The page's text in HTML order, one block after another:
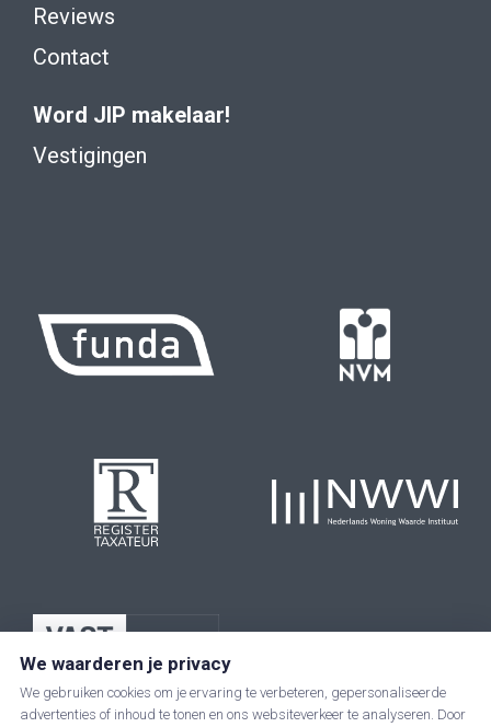
Reviews
Contact
Word JIP makelaar!
Vestigingen
We waarderen je privacy
We gebruiken cookies om je ervaring te verbeteren, gepersonaliseerde
advertenties of inhoud te tonen en ons websiteverkeer te analyseren. Door